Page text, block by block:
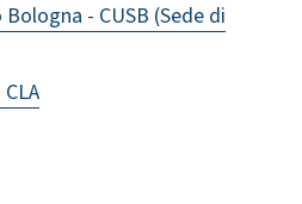
- CUSB (Sede di